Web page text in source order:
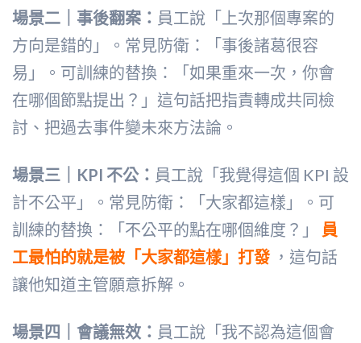
場景二｜事後翻案： 員工說「上次那個專案的
方向是錯的」。常見防衛：「事後諸葛很容
易」。可訓練的替換：「如果重來一次，你會
在哪個節點提出？」這句話把指責轉成共同檢
討、把過去事件變未來方法論。
場景三｜KPI 不公： 員工說「我覺得這個 KPI 設
計不公平」。常見防衛：「大家都這樣」。可
訓練的替換：「不公平的點在哪個維度？」
員
工最怕的就是被「大家都這樣」打發 ，這句話
讓他知道主管願意拆解。
場景四｜會議無效： 員工說「我不認為這個會